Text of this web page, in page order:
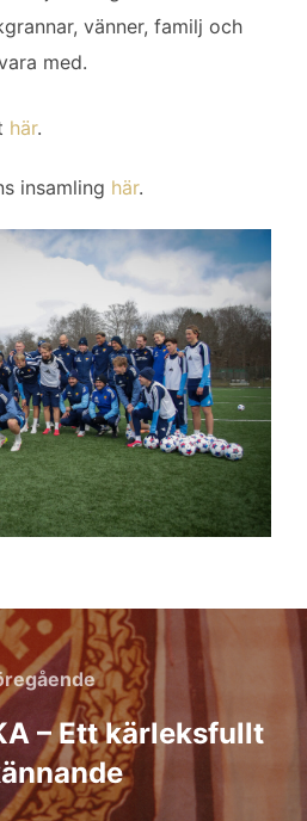
vänner, familj och
med.
här.
insamling här.
Föregående
– Ett kärleksfullt